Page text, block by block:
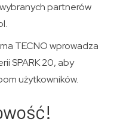
partnerów
TECNO wprowadza
SPARK 20, aby
użytkowników.